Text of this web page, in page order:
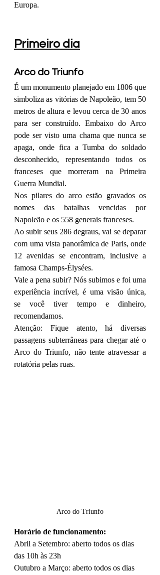
Europa.
Primeiro dia
Arco do Triunfo
É um monumento planejado em 1806 que
simboliza as vitórias de Napoleão, tem 50
metros de altura e levou cerca de 30 anos
para ser construído. Embaixo do Arco
pode ser visto uma chama que nunca se
apaga, onde fica a Tumba do soldado
desconhecido, representando todos os
franceses que morreram na Primeira
Guerra Mundial.
Nos pilares do arco estão gravados os
nomes das batalhas vencidas por
Napoleão e os 558 generais franceses.
Ao subir seus 286 degraus, vai se deparar
com uma vista panorâmica de Paris, onde
12 avenidas se encontram, inclusive a
famosa Champs-Élysées.
Vale a pena subir? Nós subimos e foi uma
experiência incrível, é uma visão única,
se você tiver tempo e dinheiro,
recomendamos.
Atenção: Fique atento, há diversas
passagens subterrâneas para chegar até o
Arco do Triunfo, não tente atravessar a
rotatória pelas ruas.
Arco do Triunfo
Horário de funcionamento:
Abril a Setembro: aberto todos os dias
das 10h às 23h
Outubro a Março: aberto todos os dias